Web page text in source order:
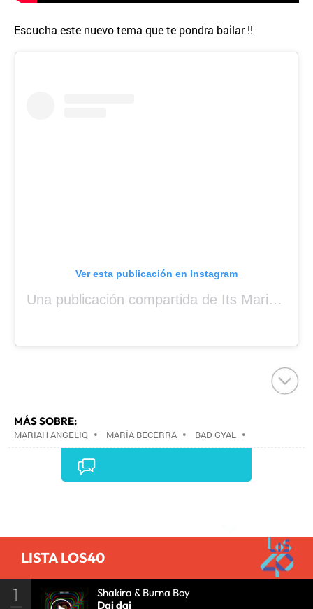
Escucha este nuevo tema que te pondra bailar !!
Ver esta publicación en Instagram
Una publicación compartida de Its Mariah Baby (@mariahangeliq)
MÁS SOBRE:
MARIAH ANGELIQ • MARÍA BECERRA • BAD GYAL •
LISTA LOS40
1
Shakira & Burna Boy
Dai dai